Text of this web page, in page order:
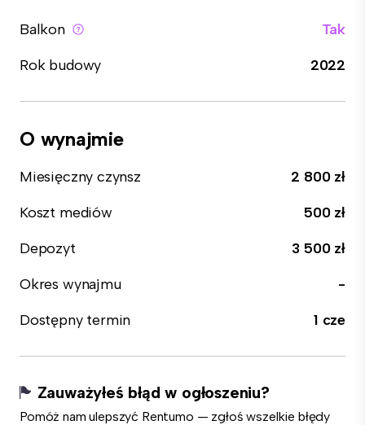
Balkon
Tak
Rok budowy
2022
O wynajmie
Miesięczny czynsz
2 800 zł
Koszt mediów
500 zł
Depozyt
3 500 zł
Okres wynajmu
-
Dostępny termin
1 cze
Zauważyłeś błąd w ogłoszeniu?
Pomóż nam ulepszyć Rentumo — zgłoś wszelkie błędy